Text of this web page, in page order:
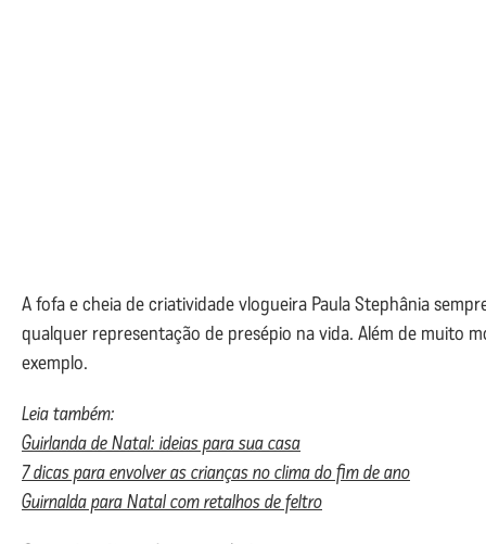
A fofa e cheia de criatividade vlogueira Paula Stephânia
qualquer representação de presépio na vida. Além de muito
exemplo.
Leia também:
Guirlanda de Natal: ideias para sua casa
7 dicas para envolver as crianças no clima do fim de ano
Guirnalda para Natal com retalhos de feltro